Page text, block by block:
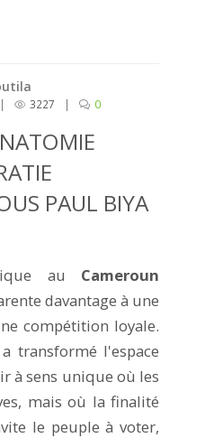
| 3227 | 0
PAUL BIYA
au Cameroun
davantage à une
compétition loyale.
transformé l'espace
à sens unique où les
mais où la finalité
le peuple à voter,